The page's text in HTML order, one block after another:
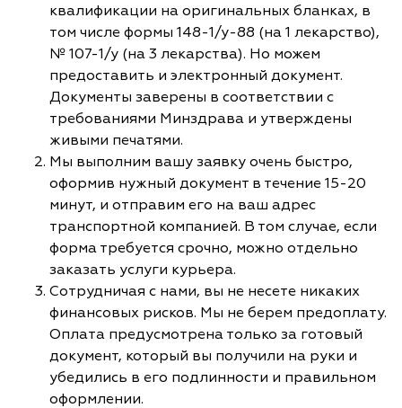
квалификации на оригинальных бланках, в
том числе формы 148-1/у-88 (на 1 лекарство),
№ 107-1/у (на 3 лекарства). Но можем
предоставить и электронный документ.
Документы заверены в соответствии с
требованиями Минздрава и утверждены
живыми печатями.
Мы выполним вашу заявку очень быстро,
оформив нужный документ в течение 15-20
минут, и отправим его на ваш адрес
транспортной компанией. В том случае, если
форма требуется срочно, можно отдельно
заказать услуги курьера.
Сотрудничая с нами, вы не несете никаких
финансовых рисков. Мы не берем предоплату.
Оплата предусмотрена только за готовый
документ, который вы получили на руки и
убедились в его подлинности и правильном
оформлении.